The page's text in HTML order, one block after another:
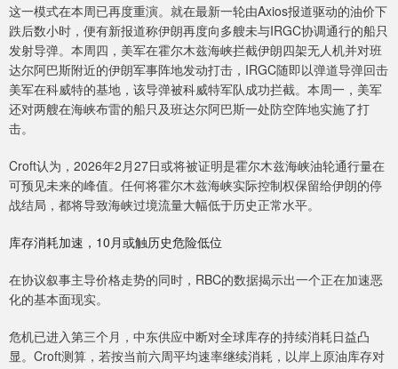
这一模式在本周已再度重演。就在最新一轮由Axios报道驱动的油价下
跌后数小时，便有新报道称伊朗再度向多艘未与IRGC协调通行的船只
发射导弹。本周四，美军在霍尔木兹海峡拦截伊朗四架无人机并对班
达尔阿巴斯附近的伊朗军事阵地发动打击，IRGC随即以弹道导弹回击
美军在科威特的基地，该导弹被科威特军队成功拦截。本周一，美军
还对两艘在海峡布雷的船只及班达尔阿巴斯一处防空阵地实施了打
击。
Croft认为，2026年2月27日或将被证明是霍尔木兹海峡油轮通行量在
可预见未来的峰值。任何将霍尔木兹海峡实际控制权保留给伊朗的停
战结局，都将导致海峡过境流量大幅低于历史正常水平。
库存消耗加速，10月或触历史危险低位
在协议叙事主导价格走势的同时，RBC的数据揭示出一个正在加速恶
化的基本面现实。
危机已进入第三个月，中东供应中断对全球库存的持续消耗日益凸
显。Croft测算，若按当前六周平均速率继续消耗，以岸上原油库存对